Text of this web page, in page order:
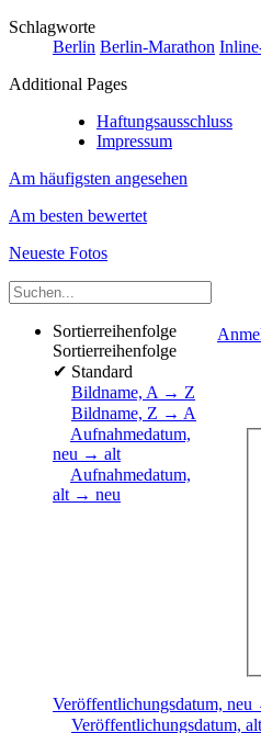
Schlagworte
Berlin Berlin-Marathon
Additional Pages
Haftungsausschluss
Impressum
Am häufigsten angesehen
Am besten bewertet
Neueste Fotos
Sortierreihenfolge
Sortierreihenfolge
✔ Standard
Bildname, A → Z
Bildname, Z → A
Aufnahmedatum,
neu → alt
Aufnahmedatum,
alt → neu
Veröffentlichungsdatum,
Veröffentlichungsdatum,